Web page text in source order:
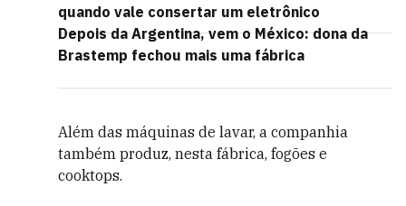
quando vale consertar um eletrônico
Depois da Argentina, vem o México: dona da
Brastemp fechou mais uma fábrica
Além das máquinas de lavar, a companhia
também produz, nesta fábrica, fogões e
cooktops.